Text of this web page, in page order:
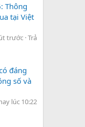
Thông
tại Việt
trước Trả
đáng
số và
lúc 10:22